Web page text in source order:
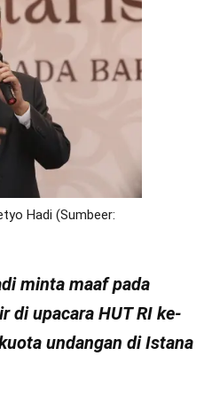
Hadi (Sumbeer:
minta maaf pada
di upacara HUT RI ke-
undangan di Istana